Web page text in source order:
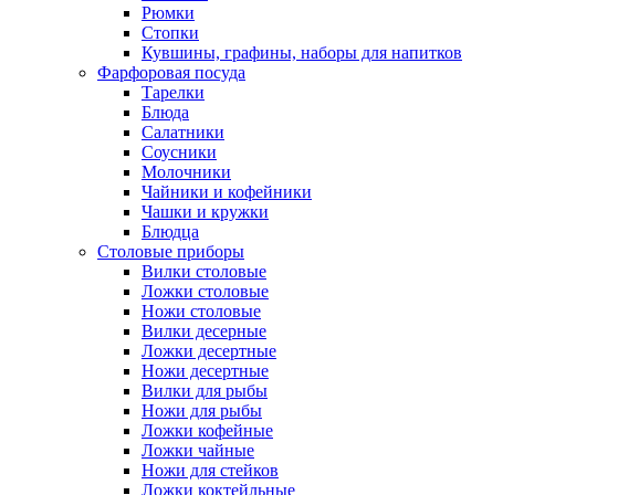
Рюмки
Стопки
Кувшины, графины, наборы для напитков
Фарфоровая посуда
Тарелки
Блюда
Салатники
Соусники
Молочники
Чайники и кофейники
Чашки и кружки
Блюдца
Столовые приборы
Вилки столовые
Ложки столовые
Ножи столовые
Вилки десерные
Ложки десертные
Ножи десертные
Вилки для рыбы
Ножи для рыбы
Ложки кофейные
Ложки чайные
Ножи для стейков
Ложки коктейльные